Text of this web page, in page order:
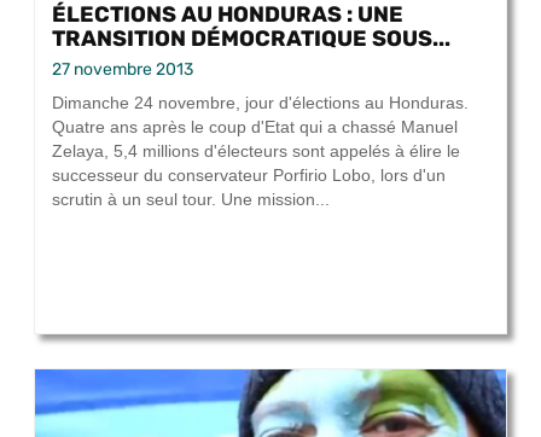
ÉLECTIONS AU HONDURAS : UNE
TRANSITION DÉMOCRATIQUE SOUS...
27 novembre 2013
Dimanche 24 novembre, jour d'élections au Honduras.
Quatre ans après le coup d'Etat qui a chassé Manuel
Zelaya, 5,4 millions d'électeurs sont appelés à élire le
successeur du conservateur Porfirio Lobo, lors d'un
scrutin à un seul tour. Une mission...